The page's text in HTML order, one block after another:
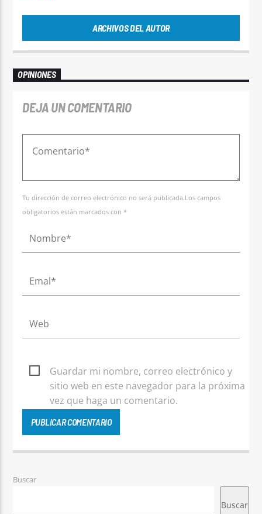
ARCHIVOS DEL AUTOR
OPINIONES
DEJA UN COMENTARIO
Tu dirección de correo electrónico no será publicada.Los campos
obligatorios están marcados con *
Guardar mi nombre, correo electrónico y
sitio web en este navegador para la próxima
vez que haga un comentario.
Buscar
Buscar